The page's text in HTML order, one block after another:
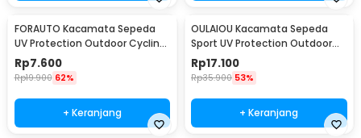
FORAUTO Kacamata Sepeda
UV Protection Outdoor Cycling
Sunglasses - NJ747
Rp7.600
Rp19.900 62%
+ Keranjang
OULAIOU Kacamata Sepeda
Sport UV Protection Outdoor
Cycling Sunglasses - AJ1
Rp17.100
Rp35.900 53%
+ Keranjang